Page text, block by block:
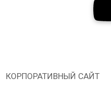
КОРПОРАТИВНЫЙ САЙТ